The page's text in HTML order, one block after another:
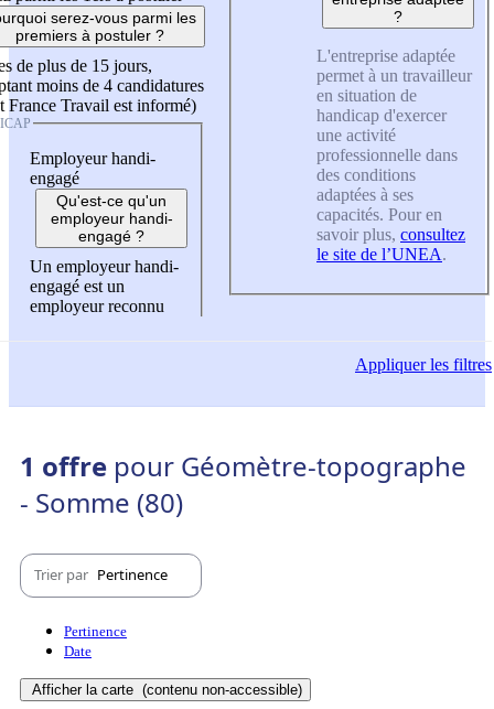
serez-vous parmi les
premiers à postuler ?
de plus de 15 jours,
moins de 4 candidatures
France Travail est informé)
Employeur handi-
engagé
Qu'est-ce qu'un
employeur handi-
engagé ?
Un employeur handi-
engagé est un
employeur reconnu
?
L'entreprise adaptée
permet à un travailleur
en situation de
handicap d'exercer
une activité
professionnelle dans
des conditions
adaptées à ses
capacités. Pour en
savoir plus, consultez
le site de l’UNEA.
Appliquerles filtres
1 offre pour Géomètre-topographe
- Somme (80)
Trier par Pertinence
Pertinence
Date
Afficher la carte (contenu non-accessible)